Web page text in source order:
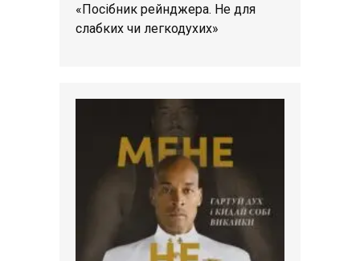
«Посібник рейнджера. Не для
слабких чи легкодухих»